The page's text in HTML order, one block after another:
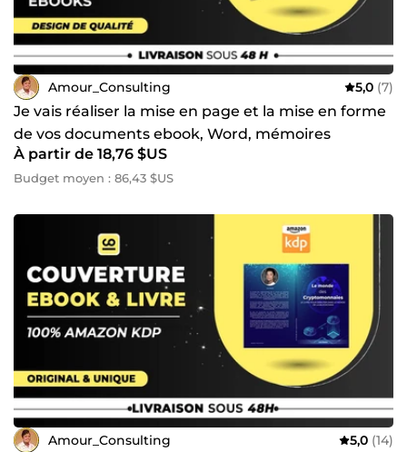
Amour_Consulting 5,0 (7)
Je vais réaliser la mise en page et la mise en forme
de vos documents ebook, Word, mémoires
À partir de 18,76 $US
Budget moyen : 86,43 $US
Amour_Consulting 5,0 (14)